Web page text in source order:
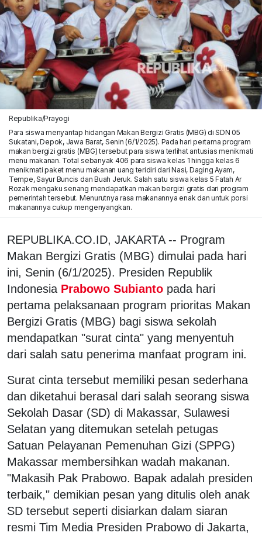
Republika/Prayogi
Para siswa menyantap hidangan Makan Bergizi Gratis (MBG) di SDN 05
Sukatani, Depok, Jawa Barat, Senin (6/1/2025). Pada hari pertama program
makan bergizi gratis (MBG) tersebut para siswa terlihat antusias menikmati
menu makanan. Total sebanyak 406 para siswa kelas 1 hingga kelas 6
menikmati paket menu makanan uang teridiri dari Nasi, Daging Ayam,
Tempe, Sayur Buncis dan Buah Jeruk. Salah satu siswa kelas 5 Fatah Ar
Rozak mengaku senang mendapatkan makan bergizi gratis dari program
pemerintah tersebut. Menurutnya rasa makanannya enak dan untuk porsi
makanannya cukup mengenyangkan.
REPUBLIKA.CO.ID, JAKARTA -- Program
Makan Bergizi Gratis (MBG) dimulai pada hari
ini, Senin (6/1/2025). Presiden Republik
Indonesia Prabowo Subianto pada hari
pertama pelaksanaan program prioritas Makan
Bergizi Gratis (MBG) bagi siswa sekolah
mendapatkan "surat cinta" yang menyentuh
dari salah satu penerima manfaat program ini.
Surat cinta tersebut memiliki pesan sederhana
dan diketahui berasal dari salah seorang siswa
Sekolah Dasar (SD) di Makassar, Sulawesi
Selatan yang ditemukan setelah petugas
Satuan Pelayanan Pemenuhan Gizi (SPPG)
Makassar membersihkan wadah makanan.
"Makasih Pak Prabowo. Bapak adalah presiden
terbaik," demikian pesan yang ditulis oleh anak
SD tersebut seperti disiarkan dalam siaran
resmi Tim Media Presiden Prabowo di Jakarta,